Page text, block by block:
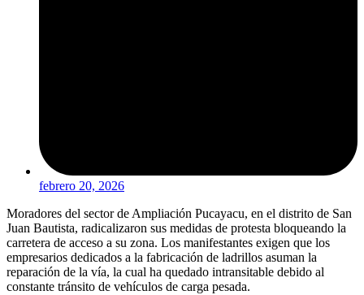
febrero 20, 2026
Moradores del sector de Ampliación Pucayacu, en el distrito de San
Juan Bautista, radicalizaron sus medidas de protesta bloqueando la
carretera de acceso a su zona. Los manifestantes exigen que los
empresarios dedicados a la fabricación de ladrillos asuman la
reparación de la vía, la cual ha quedado intransitable debido al
constante tránsito de vehículos de carga pesada.